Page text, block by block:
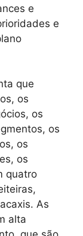
e
e
que
os
os
os
os
os
quatro
As
alta